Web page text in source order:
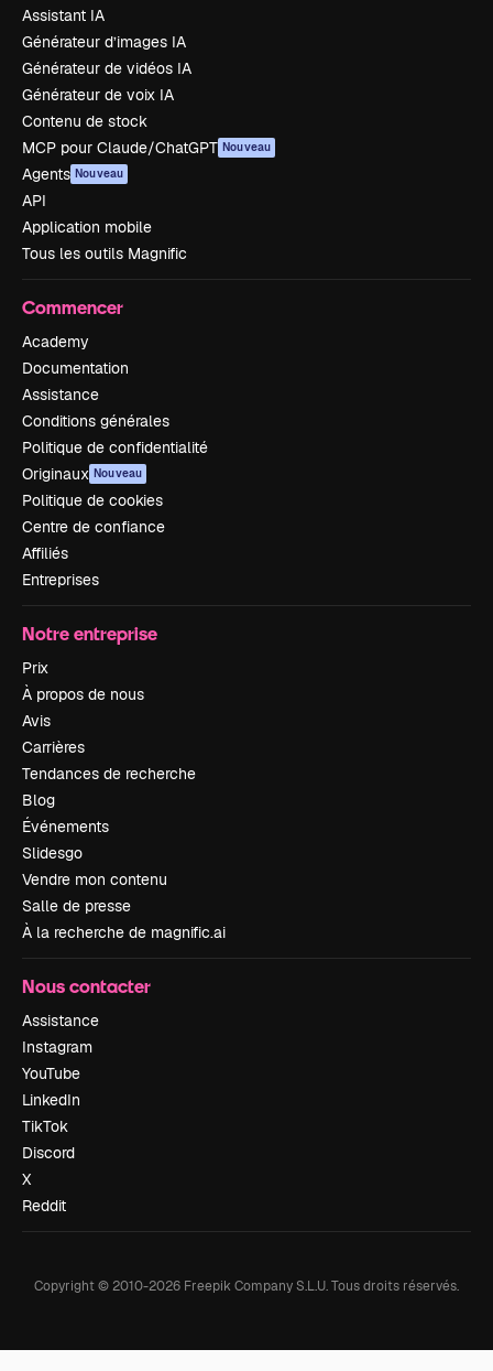
Assistant IA
Générateur d’images IA
Générateur de vidéos IA
Générateur de voix IA
Contenu de stock
MCP pour Claude/ChatGPT Nouveau
Agents Nouveau
API
Application mobile
Tous les outils Magnific
Commencer
Academy
Documentation
Assistance
Conditions générales
Politique de confidentialité
Originaux Nouveau
Politique de cookies
Centre de confiance
Affiliés
Entreprises
Notre entreprise
Prix
À propos de nous
Avis
Carrières
Tendances de recherche
Blog
Événements
Slidesgo
Vendre mon contenu
Salle de presse
À la recherche de magnific.ai
Nous contacter
Assistance
Instagram
YouTube
LinkedIn
TikTok
Discord
X
Reddit
Copyright © 2010-2026 Freepik Company S.L.U.Tous droits réservés.